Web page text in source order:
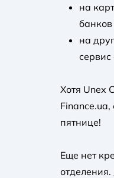
на
на
Хотя Unex
пятнице!
Еще нет
отделения.